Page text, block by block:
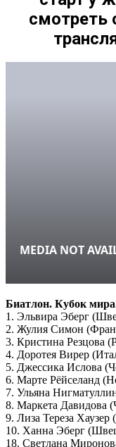
смотреть
Биатлон. Кубок
1. Эльвира Эберг
2. Жулия Симон
3. Кристина Резцова
4. Доротея Вирер
5. Джессика Ислова
6. Марте Рёйселанд
7. Ульяна
8. Маркета Давидова
9. Лиза Тереза
10. Ханна Эберг
18. Светлана